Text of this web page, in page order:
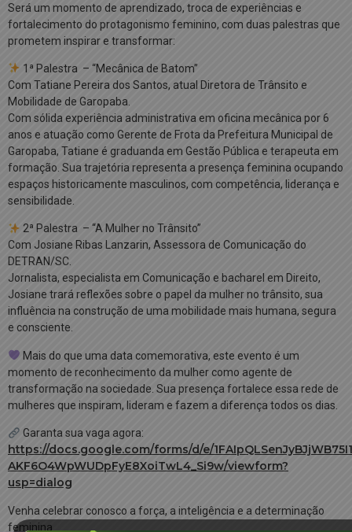
Será um momento de aprendizado, troca de experiências e
fortalecimento do protagonismo feminino, com duas palestras que
prometem inspirar e transformar:
1ª Palestra – “Mecânica de Batom”
Com Tatiane Pereira dos Santos, atual Diretora de Trânsito e
Mobilidade de Garopaba.
Com sólida experiência administrativa em oficina mecânica por 6
anos e atuação como Gerente de Frota da Prefeitura Municipal de
Garopaba, Tatiane é graduanda em Gestão Pública e terapeuta em
formação. Sua trajetória representa a presença feminina ocupando
espaços historicamente masculinos, com competência, liderança e
sensibilidade.
2ª Palestra – “A Mulher no Trânsito”
Com Josiane Ribas Lanzarin, Assessora de Comunicação do
DETRAN/SC.
Jornalista, especialista em Comunicação e bacharel em Direito,
Josiane trará reflexões sobre o papel da mulher no trânsito, sua
influência na construção de uma mobilidade mais humana, segura
e consciente.
Mais do que uma data comemorativa, este evento é um
momento de reconhecimento da mulher como agente de
transformação na sociedade. Sua presença fortalece essa rede de
mulheres que inspiram, lideram e fazem a diferença todos os dias.
Garanta sua vaga agora:
https://docs.google.com/forms/d/e/
AKF6O4WpWUDpFyE8XoiTwL4_Si9w/viewform?
usp=dialog
Venha celebrar conosco a força, a inteligência e a determinação
feminina.